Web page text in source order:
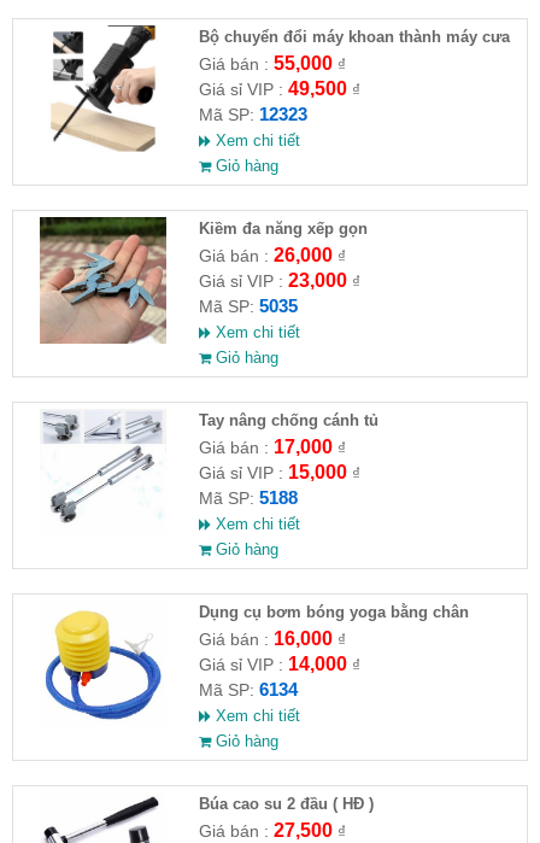
Bộ chuyển đổi máy khoan thành máy cưa
(loại thường)( HĐ )
Giá bán : 55,000₫
Giá sỉ VIP : 49,500₫
Mã SP: 12323
Xem chi tiết
Giỏ hàng
Kiềm đa năng xếp gọn
Giá bán : 26,000₫
Giá sỉ VIP : 23,000₫
Mã SP: 5035
Xem chi tiết
Giỏ hàng
Tay nâng chống cánh tủ
Giá bán : 17,000₫
Giá sỉ VIP : 15,000₫
Mã SP: 5188
Xem chi tiết
Giỏ hàng
Dụng cụ bơm bóng yoga bằng chân
Giá bán : 16,000₫
Giá sỉ VIP : 14,000₫
Mã SP: 6134
Xem chi tiết
Giỏ hàng
Búa cao su 2 đầu ( HĐ )
Giá bán : 27,500₫